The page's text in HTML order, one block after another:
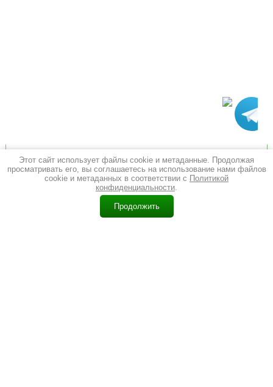
Мы в Instagram
Перейти в Instagram
Корзина
Этот сайт использует файлы cookie и метаданные. Продолжая
просматривать его, вы соглашаетесь на использование нами файлов
cookie и метаданных в соответствии с Политикой
конфиденциальности.
Продолжить